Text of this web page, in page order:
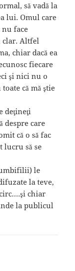
să vadă la
lui. Omul care
nu face
clar. Altfel
chiar dacă ea
fiecare
şi nici nu o
că mă ştie
deţineţi
despre care
că o să fac
lucru să se
le
la teve,
chiar
la publicul